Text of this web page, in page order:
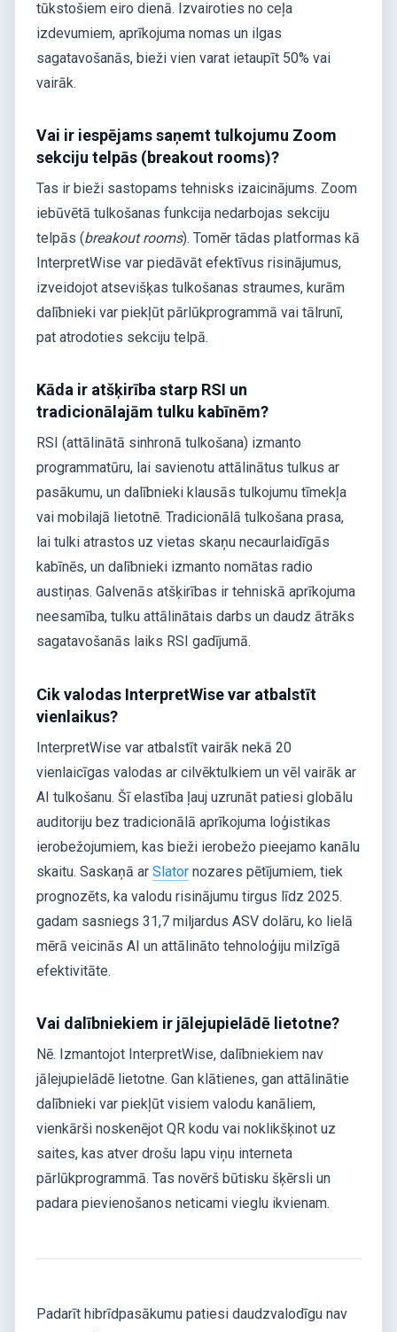
tūkstošiem eiro dienā. Izvairoties no ceļa
izdevumiem, aprīkojuma nomas un ilgas
sagatavošanās, bieži vien varat ietaupīt 50% vai
vairāk.
Vai ir iespējams saņemt tulkojumu Zoom
sekciju telpās (breakout rooms)?
Tas ir bieži sastopams tehnisks izaicinājums. Zoom
iebūvētā tulkošanas funkcija nedarbojas sekciju
telpās (breakout rooms). Tomēr tādas platformas kā
InterpretWise var piedāvāt efektīvus risinājumus,
izveidojot atsevišķas tulkošanas straumes, kurām
dalībnieki var piekļūt pārlūkprogrammā vai tālrunī,
pat atrodoties sekciju telpā.
Kāda ir atšķirība starp RSI un
tradicionālajām tulku kabīnēm?
RSI (attālinātā sinhronā tulkošana) izmanto
programmatūru, lai savienotu attālinātus tulkus ar
pasākumu, un dalībnieki klausās tulkojumu tīmekļa
vai mobilajā lietotnē. Tradicionālā tulkošana prasa,
lai tulki atrastos uz vietas skaņu necaurlaidīgās
kabīnēs, un dalībnieki izmanto nomātas radio
austiņas. Galvenās atšķirības ir tehniskā aprīkojuma
neesamība, tulku attālinātais darbs un daudz ātrāks
sagatavošanās laiks RSI gadījumā.
Cik valodas InterpretWise var atbalstīt
vienlaikus?
InterpretWise var atbalstīt vairāk nekā 20
vienlaicīgas valodas ar cilvēktulkiem un vēl vairāk ar
AI tulkošanu. Šī elastība ļauj uzrunāt patiesi globālu
auditoriju bez tradicionālā aprīkojuma loģistikas
ierobežojumiem, kas bieži ierobežo pieejamo kanālu
skaitu. Saskaņā ar Slator nozares pētījumiem, tiek
prognozēts, ka valodu risinājumu tirgus līdz 2025.
gadam sasniegs 31,7 miljardus ASV dolāru, ko lielā
mērā veicinās AI un attālināto tehnoloģiju milzīgā
efektivitāte.
Vai dalībniekiem ir jālejupielādē lietotne?
Nē. Izmantojot InterpretWise, dalībniekiem nav
jālejupielādē lietotne. Gan klātienes, gan attālinātie
dalībnieki var piekļūt visiem valodu kanāliem,
vienkārši noskenējot QR kodu vai noklikšķinot uz
saites, kas atver drošu lapu viņu interneta
pārlūkprogrammā. Tas novērš būtisku šķērsli un
padara pievienošanos neticami vieglu ikvienam.
Padarīt hibrīdpasākumu patiesi daudzvalodīgu nav